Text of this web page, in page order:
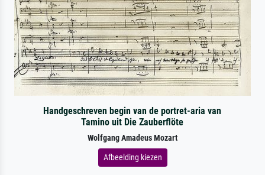
Handgeschreven begin van de portret-aria van
Tamino uit Die Zauberflöte
Wolfgang Amadeus Mozart
Afbeelding kiezen